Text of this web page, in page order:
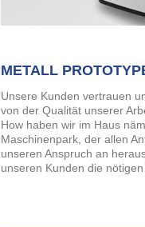
METALL
Unsere Kunden vertrauen
von der Qualität unserer
How haben wir im Haus
Maschinenpark, der allen
unseren Anspruch an
unseren Kunden die